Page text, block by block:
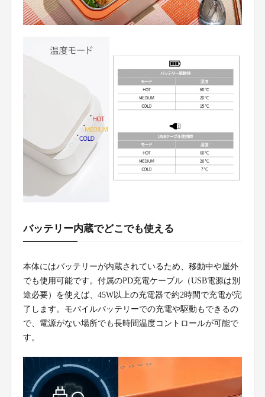
バッテリー内蔵でどこでも使える
本体にはバッテリーが内蔵されているため、移動中や屋外
でも使用可能です。付属のPD充電ケーブル（USB電源は別
途必要）を使えば、45W以上の充電器で約2時間で充電が完
了します。モバイルバッテリーでの充電や駆動もできるの
で、電源がない場所でも長時間温度コントロールが可能で
す。